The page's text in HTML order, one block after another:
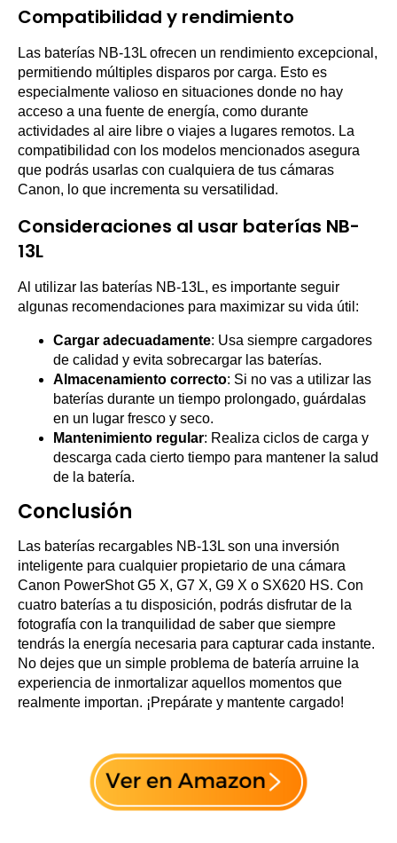
Compatibilidad y rendimiento
Las baterías NB-13L ofrecen un rendimiento excepcional,
permitiendo múltiples disparos por carga. Esto es
especialmente valioso en situaciones donde no hay
acceso a una fuente de energía, como durante
actividades al aire libre o viajes a lugares remotos. La
compatibilidad con los modelos mencionados asegura
que podrás usarlas con cualquiera de tus cámaras
Canon, lo que incrementa su versatilidad.
Consideraciones al usar baterías NB-
13L
Al utilizar las baterías NB-13L, es importante seguir
algunas recomendaciones para maximizar su vida útil:
Cargar adecuadamente: Usa siempre cargadores
de calidad y evita sobrecargar las baterías.
Almacenamiento correcto: Si no vas a utilizar las
baterías durante un tiempo prolongado, guárdalas
en un lugar fresco y seco.
Mantenimiento regular: Realiza ciclos de carga y
descarga cada cierto tiempo para mantener la salud
de la batería.
Conclusión
Las baterías recargables NB-13L son una inversión
inteligente para cualquier propietario de una cámara
Canon PowerShot G5 X, G7 X, G9 X o SX620 HS. Con
cuatro baterías a tu disposición, podrás disfrutar de la
fotografía con la tranquilidad de saber que siempre
tendrás la energía necesaria para capturar cada instante.
No dejes que un simple problema de batería arruine la
experiencia de inmortalizar aquellos momentos que
realmente importan. ¡Prepárate y mantente cargado!